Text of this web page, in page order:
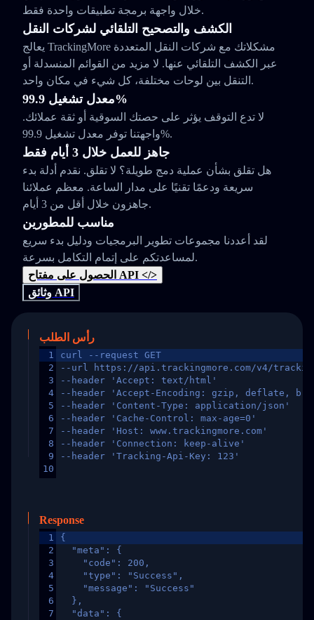
خلال واجهة برمجة تطبيقات واحدة فقط.
الكشف والتصحيح التلقائي لشركات النقل
يعالج TrackingMore مشكلاتك مع شركات النقل المتعددة
عبر الكشف التلقائي عنها. لا مزيد من القوائم المنسدلة أو
التنقل بين لوحات مختلفة، كل شيء في مكان واحد.
معدل تشغيل 99.9%
لا تدع التوقف يؤثر على حصتك السوقية أو ثقة عملائك.
واجهتنا توفر معدل تشغيل 99.9%.
جاهز للعمل خلال 3 أيام فقط
هل تقلق بشأن عملية دمج طويلة؟ لا تقلق. نقدم أدلة بدء
سريعة ودعمًا تقنيًا على مدار الساعة. معظم عملائنا
جاهزون خلال أقل من 3 أيام.
مناسب للمطورين
لقد أعددنا مجموعات تطوير البرمجيات ودليل بدء سريع
لمساعدتكم على إتمام التكامل بسرعة.
الحصول على مفتاح API </>
وثائق API
رأس الطلب
1
2
3
4
5
6
7
8
9
10
curl --request GET
--url https://api.trackingmore.com/v4/trackings/
--header 'Accept: text/html'
--header 'Accept-Encoding: gzip, deflate,
--header 'Content-Type: application/json'
--header 'Cache-Control: max-age=0'
--header 'Host: www.trackingmore.com'
--header 'Connection: keep-alive'
--header 'Tracking-Api-Key: 123'
Response
1
2
3
4
5
6
7
{
  "meta": {
    "code": 200,
    "type": "Success",
    "message": "Success"
  },
  "data": {